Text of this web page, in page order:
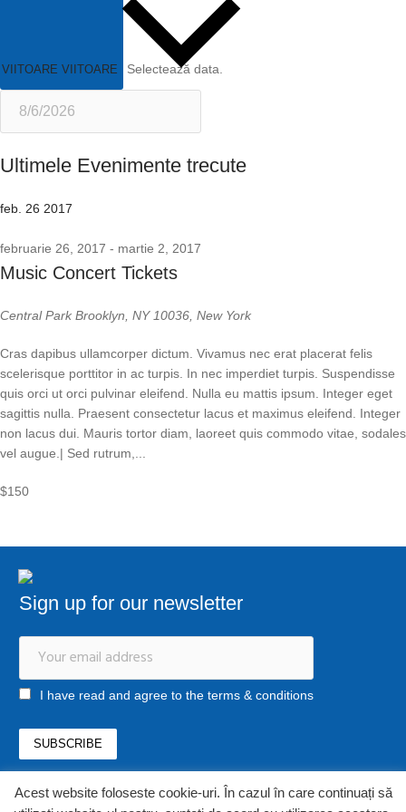
VIITOARE VIITOARE Selectează data.
Ultimele Evenimente trecute
feb. 26 2017
februarie 26, 2017 - martie 2, 2017
Music Concert Tickets
Central Park Brooklyn, NY 10036, New York
Cras dapibus ullamcorper dictum. Vivamus nec erat placerat felis
scelerisque porttitor in ac turpis. In nec imperdiet turpis. Suspendisse
quis orci ut orci pulvinar eleifend. Nulla eu mattis ipsum. Integer eget
sagittis nulla. Praesent consectetur lacus et maximus eleifend. Integer
non lacus dui. Mauris tortor diam, laoreet quis commodo vitae, sodales
vel augue.| Sed rutrum,...
$150
Sign up for our newsletter
I have read and agree to the terms & conditions
office@newstrategycenter.ro
Acest website foloseste cookie-uri. În cazul în care continuați să